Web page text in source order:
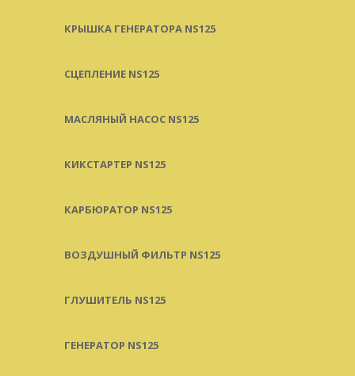
КРЫШКА ГЕНЕРАТОРА NS125
СЦЕПЛЕНИЕ NS125
МАСЛЯНЫЙ НАСОС NS125
КИКСТАРТЕР NS125
КАРБЮРАТОР NS125
ВОЗДУШНЫЙ ФИЛЬТР NS125
ГЛУШИТЕЛЬ NS125
ГЕНЕРАТОР NS125